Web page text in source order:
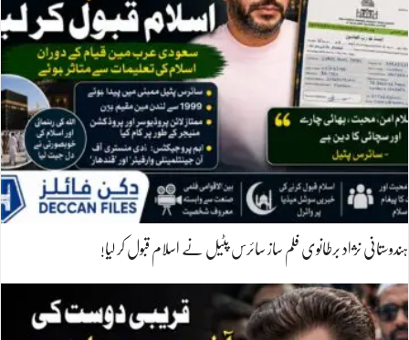
ہندوستانی نژاد برطانوی فلم ساز سائرس پٹیل نے اسلام قبول کر لیا!